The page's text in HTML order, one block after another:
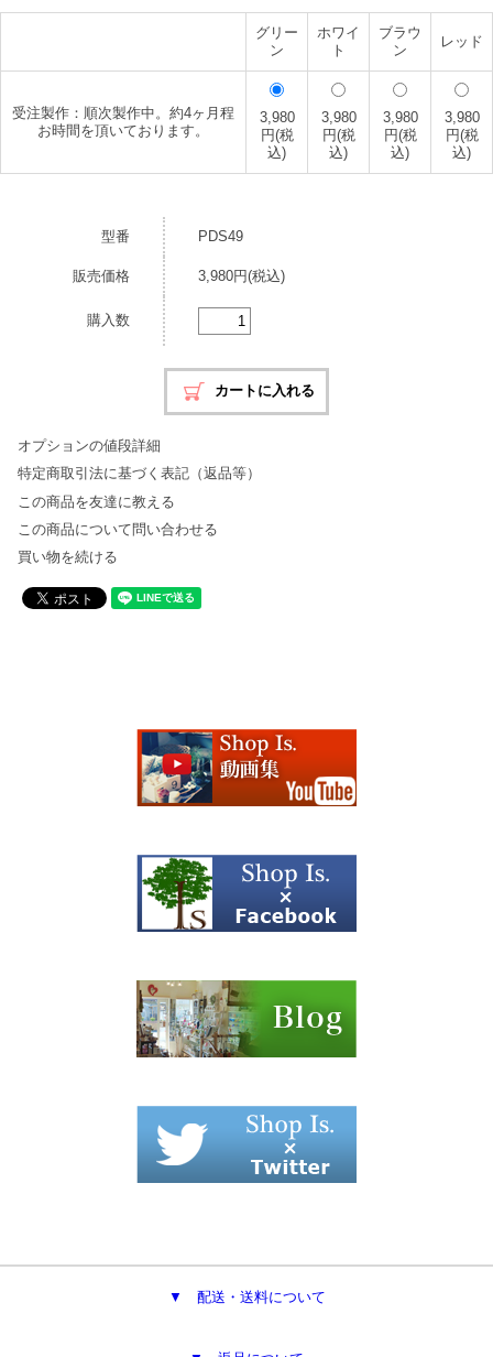
グリー
ン
ホワイ
ト
ブラウ
ン
レッド
受注製作：順次製作中。約4ヶ月程
お時間を頂いております。
3,980
円(税
込)
3,980
円(税
込)
3,980
円(税
込)
3,980
円(税
込)
型番 PDS49
販売価格 3,980円(税込)
購入数
オプションの値段詳細
特定商取引法に基づく表記（返品等）
この商品を友達に教える
この商品について問い合わせる
買い物を続ける
▼ 配送・送料について